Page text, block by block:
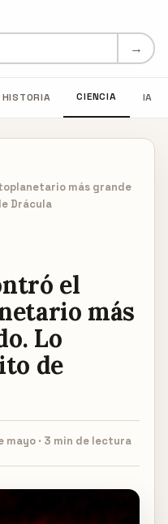
→
HISTORIA CIENCIA IA
más grande
Drácula
el
más
Lo
de
mayo · 3 min de lectura